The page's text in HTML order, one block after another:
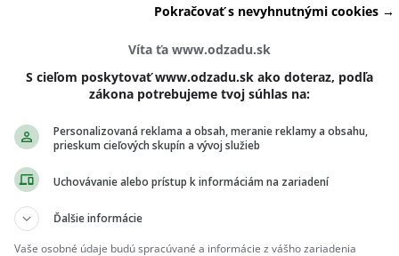
Prihlásiť sa na odber Odošle formulár
Víta ťa www.odzadu.sk
S cieľom poskytovať www.odzadu.sk ako doteraz, podľa
zákona potrebujeme tvoj súhlas na:
Personalizovaná reklama a obsah, meranie reklamy a obsahu,
prieskum cieľových skupín a vývoj služieb
Uchovávanie alebo prístup k informáciám na zariadení
Ďalšie informácie
Vaše osobné údaje budú spracúvané a informácie z vášho zariadenia
Pokračovať s nevyhnutnými cookies →